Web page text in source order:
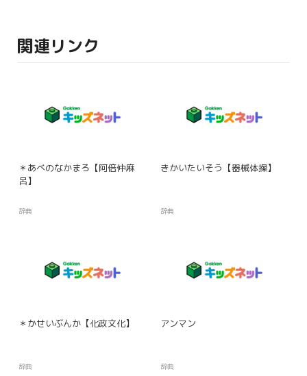
関連リンク
＊あべのなかまろ【阿倍仲麻
呂】
辞典
きかいたいそう【器械体操】
辞典
＊かせいぶんか【化政文化】
辞典
アンマン
辞典